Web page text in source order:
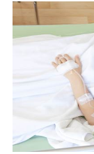
女と再婚する
よ」7日後、